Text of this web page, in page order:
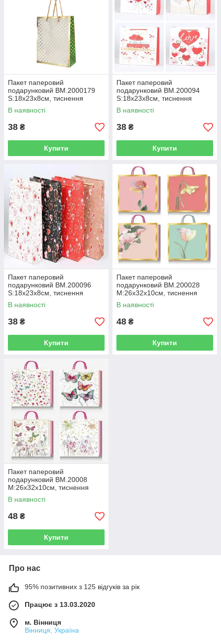
Пакет паперовий
подарунковий BM.2000179
S:18х23х8см, тиснення
фольгою
В наявності
38 ₴
Купити
Пакет паперовий
подарунковий BM.200094
S:18х23х8см, тиснення
фольгою
В наявності
38 ₴
Купити
Пакет паперовий
подарунковий BM.200096
S:18х23х8см, тиснення
фольгою
В наявності
38 ₴
Купити
Пакет паперовий
подарунковий BM.200028
М:26х32х10см, тиснення
фольгою
В наявності
48 ₴
Купити
Пакет паперовий
подарунковий BM.20008
М:26х32х10см, тиснення
фольгою
В наявності
48 ₴
Купити
Про нас
95% позитивних з 125 відгуків за рік
Працює з 13.03.2020
м. Вінниця
Вінниця, Україна